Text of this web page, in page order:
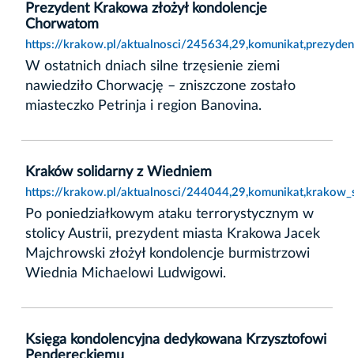
Prezydent Krakowa złożył kondolencje
Chorwatom
https://krakow.pl/aktualnosci/
W ostatnich dniach silne trzęsienie ziemi
nawiedziło Chorwację – zniszczone zostało
miasteczko Petrinja i region Banovina.
Kraków solidarny z Wiedniem
https://krakow.pl/aktualnosci/
Po poniedziałkowym ataku terrorystycznym w
stolicy Austrii, prezydent miasta Krakowa Jacek
Majchrowski złożył kondolencje burmistrzowi
Wiednia Michaelowi Ludwigowi.
Księga kondolencyjna dedykowana Krzysztofowi